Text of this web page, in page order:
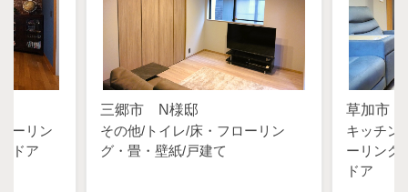
ーリン
ドア
三郷市 N様邸
その他 トイレ 床・フローリン
グ・畳・壁紙 戸建て
草加市
キッチン
ーリング
ドア